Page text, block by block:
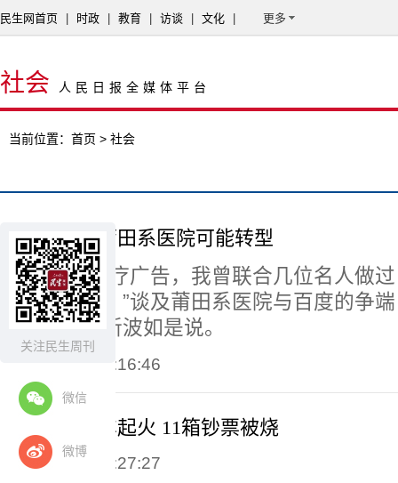
关注民生周刊
微信
微博
民生网首页 时政 教育 访谈 文化 更多
社会 人民日报全媒体平台
当前位置： 首页 > 社会
莆百大战后莆田系医院可能转型
“打假网络医疗广告，我曾联合几位名人做
来得有效果。”谈及莆田系医院与百度的争
委巡视员廖新波如是说。
2015-04-17 21:16:46
广西一运钞车起火 11箱钞票被烧
2015-04-17 16:27:27